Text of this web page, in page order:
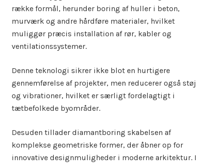
række formål, herunder boring af huller i beton,
murværk og andre hårdføre materialer, hvilket
muliggør præcis installation af rør, kabler og
ventilationssystemer.
Denne teknologi sikrer ikke blot en hurtigere
gennemførelse af projekter, men reducerer også støj
og vibrationer, hvilket er særligt fordelagtigt i
tætbefolkede byområder.
Desuden tillader diamantboring skabelsen af
komplekse geometriske former, der åbner op for
innovative designmuligheder i moderne arkitektur. I